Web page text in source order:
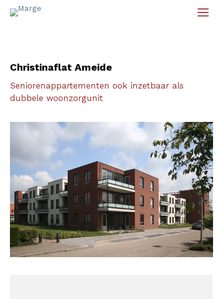
Christinaflat Ameide
Seniorenappartementen ook inzetbaar als
dubbele woonzorgunit